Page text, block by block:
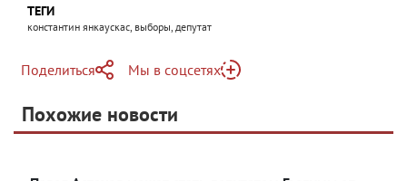
ТЕГИ
константин янкаускас, выборы, депутат
Поделиться
Telegram
Мы в соцсетях
Яндекс Дзен
Похожие новости